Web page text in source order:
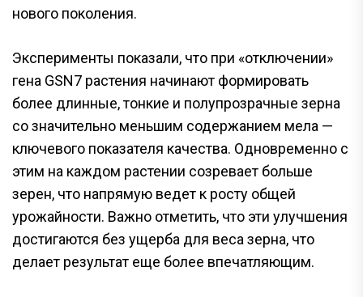
нового поколения.
Эксперименты показали, что при «отключении»
гена GSN7 растения начинают формировать
более длинные, тонкие и полупрозрачные зерна
со значительно меньшим содержанием мела —
ключевого показателя качества. Одновременно с
этим на каждом растении созревает больше
зерен, что напрямую ведет к росту общей
урожайности. Важно отметить, что эти улучшения
достигаются без ущерба для веса зерна, что
делает результат еще более впечатляющим.